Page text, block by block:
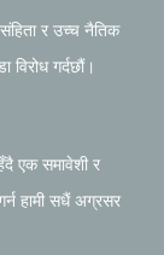
र उच्च नैतिक
गर्दछौं।
एक समावेशी र
हामी सधैं अग्रसर